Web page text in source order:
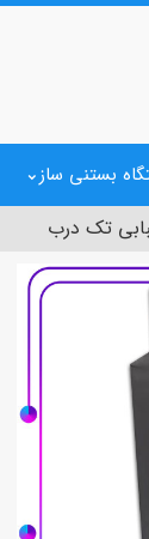
بستنی ساز
تک درب